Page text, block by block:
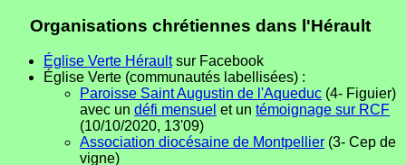
Organisations chrétiennes dans l'Hérault
Église Verte Héraultsur Facebook
Église Verte (communautés labellisées) :
Paroisse Saint Augustin de l'Aqueduc (4- Figuier)
avec un défi mensuel et un témoignage sur RCF
(10/10/2020, 13'09)
Association diocésaine de Montpellier (3- Cep de
vigne)